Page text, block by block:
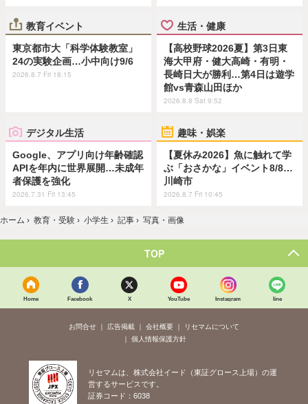
教育イベント
東京都市大「科学体験教室」
24の実験企画…小中向け9/6
2026.8.7 Fri 18:15
生活・健康
【高校野球2026夏】第3日東
海大甲府・健大高崎・有明・
長崎日大が勝利…第4日は遊学
館vs青森山田ほか
2026.8.8 Sat 9:52
デジタル生活
Google、アプリ向け年齢確認
APIを年内に世界展開…未成年
者保護を強化
2026.7.31 Fri 13:45
趣味・娯楽
【夏休み2026】魚に触れて学
ぶ「おさかな」イベント8/8…
川崎市
2026.8.7 Fri 10:45
ホーム › 教育・受験 › 小学生 › 記事 › 写真・画像
TOP
Home Facebook X YouTube Instagram line
お問合せ 広告掲載 会社概要
リセマムについて
個人情報保護方針
リセマムは、株式会社イード（東証グロース上場）の運
営するサービスです。
証券コード：6038